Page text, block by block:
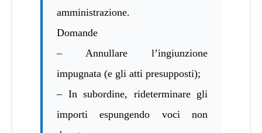
amministrazione.
Domande
– Annullare l’ingiunzione
impugnata (e gli atti presupposti);
– In subordine, rideterminare gli
importi espungendo voci non